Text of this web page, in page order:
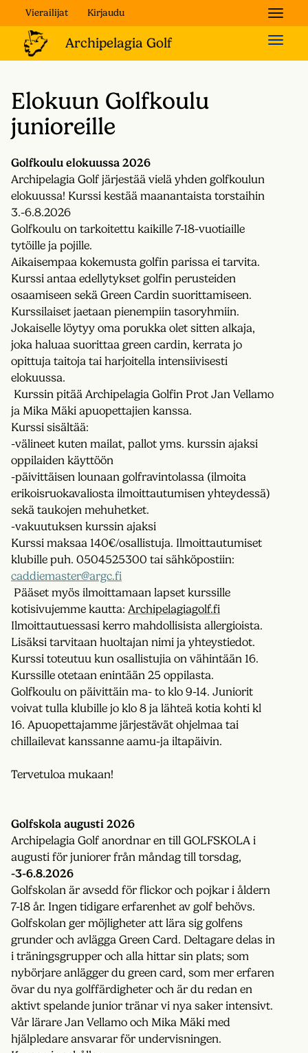
Vierailijat Kirjaudu
Elokuun Golfkoulu
junioreille
Golfkoulu elokuussa 2026
Archipelagia Golf järjestää vielä yhden golfkoulun
elokuussa! Kurssi kestää maanantaista torstaihin
3.-6.8.2026
Golfkoulu on tarkoitettu kaikille 7-18-vuotiaille
tytöille ja pojille.
Aikaisempaa kokemusta golfin parissa ei tarvita.
Kurssi antaa edellytykset golfin perusteiden
osaamiseen sekä Green Cardin suorittamiseen.
Kurssilaiset jaetaan pienempiin tasoryhmiin.
Jokaiselle löytyy oma porukka olet sitten alkaja,
joka haluaa suorittaa green cardin, kerrata jo
opittuja taitoja tai harjoitella intensiivisesti
elokuussa.
Kurssin pitää Archipelagia Golfin Prot Jan Vellamo
ja Mika Mäki apuopettajien kanssa.
Kurssi sisältää:
-välineet kuten mailat, pallot yms. kurssin ajaksi
oppilaiden käyttöön
-päivittäisen lounaan golfravintolassa (ilmoita
erikoisruokavaliosta ilmoittautumisen yhteydessä)
sekä taukojen mehuhetket.
-vakuutuksen kurssin ajaksi
Kurssi maksaa 140€/osallistuja. Ilmoittautumiset
klubille puh. 0504525300 tai sähköpostiin:
caddiemaster@argc.fi
Pääset myös ilmoittamaan lapset kurssille
kotisivujemme kautta: Archipelagiagolf.fi
Ilmoittautuessasi kerro mahdollisista allergioista.
Lisäksi tarvitaan huoltajan nimi ja yhteystiedot.
Kurssi toteutuu kun osallistujia on vähintään 16.
Kurssille otetaan enintään 25 oppilasta.
Golfkoulu on päivittäin ma- to klo 9-14. Juniorit
voivat tulla klubille jo klo 8 ja lähteä kotia kohti kl
16. Apuopettajamme järjestävät ohjelmaa tai
chillailevat kanssanne aamu-ja iltapäivin.
Tervetuloa mukaan!
Golfskola augusti 2026
Archipelagia Golf anordnar en till GOLFSKOLA i
augusti för juniorer från måndag till torsdag,
-3-6.8.2026
Golfskolan är avsedd för flickor och pojkar i åldern
7-18 år. Ingen tidigare erfarenhet av golf behövs.
Golfskolan ger möjligheter att lära sig golfens
grunder och avlägga Green Card. Deltagare delas in
i träningsgrupper och alla hittar sin plats; som
nybörjare anlägger du green card, som mer erfaren
övar du nya golffärdigheter och är du redan en
aktivt spelande junior tränar vi nya saker intensivt.
Vår lärare Jan Vellamo och Mika Mäki med
hjälpledare ansvarar för undervisningen.